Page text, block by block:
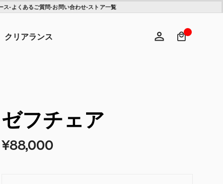
ス- よくあるご質問-お問い合わせ-ストア一覧
検索ヘ
クリアランス
ゼフチェア
¥88,000